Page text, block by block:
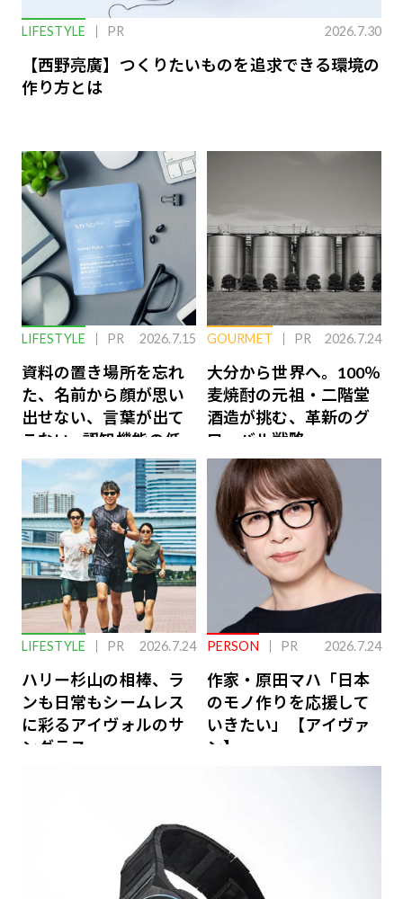
LIFESTYLE PR 2026.7.30
【西野亮廣】つくりたいものを追求できる環境の
作り方とは
LIFESTYLE PR 2026.7.15
資料の置き場所を忘れ
た、名前から顔が思い
出せない、言葉が出て
こない…認知機能の低
下を救う、脳のインナ
ーケアとは
GOURMET PR 2026.7.24
大分から世界へ。100％
麦焼酎の元祖・二階堂
酒造が挑む、革新のグ
ローバル戦略
LIFESTYLE PR 2026.7.24
ハリー杉山の相棒、ラ
ンも日常もシームレス
に彩るアイヴォルのサ
ングラス
PERSON PR 2026.7.24
作家・原田マハ「日本
のモノ作りを応援して
いきたい」【アイヴァ
ン】